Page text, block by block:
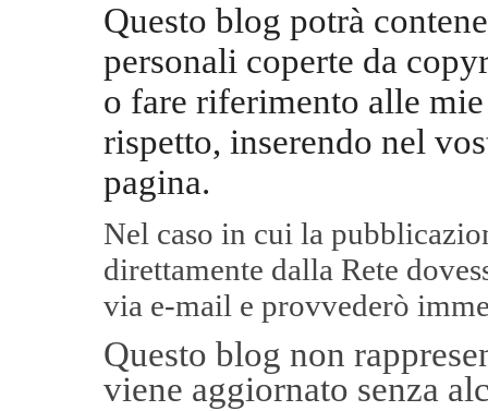
Questo blog potrà
personali coperte da
o fare riferimento alle
rispetto, inserendo nel
pagina.
Nel caso in cui la
direttamente dalla Rete
via e-mail e provvederò
Questo blog non
viene aggiornato senza